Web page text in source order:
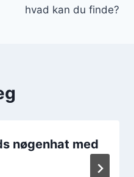
hvad kan du finde?
nøgenhat med